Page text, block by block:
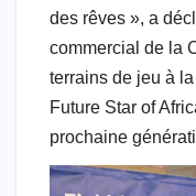
des rêves », a
commercial de la
terrains de jeu à
Future Star of
prochaine